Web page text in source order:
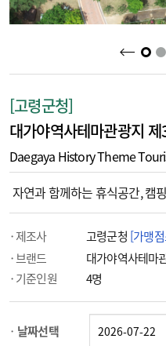
2 3 4 5
[고령군청]
대가야역사테마관광지
Daegaya History Theme
자연과 함께하는 휴식공간, 캠
제조사 고령군청 [가맹
브랜드
대가야역사테마
기준인원
4명
날짜선택